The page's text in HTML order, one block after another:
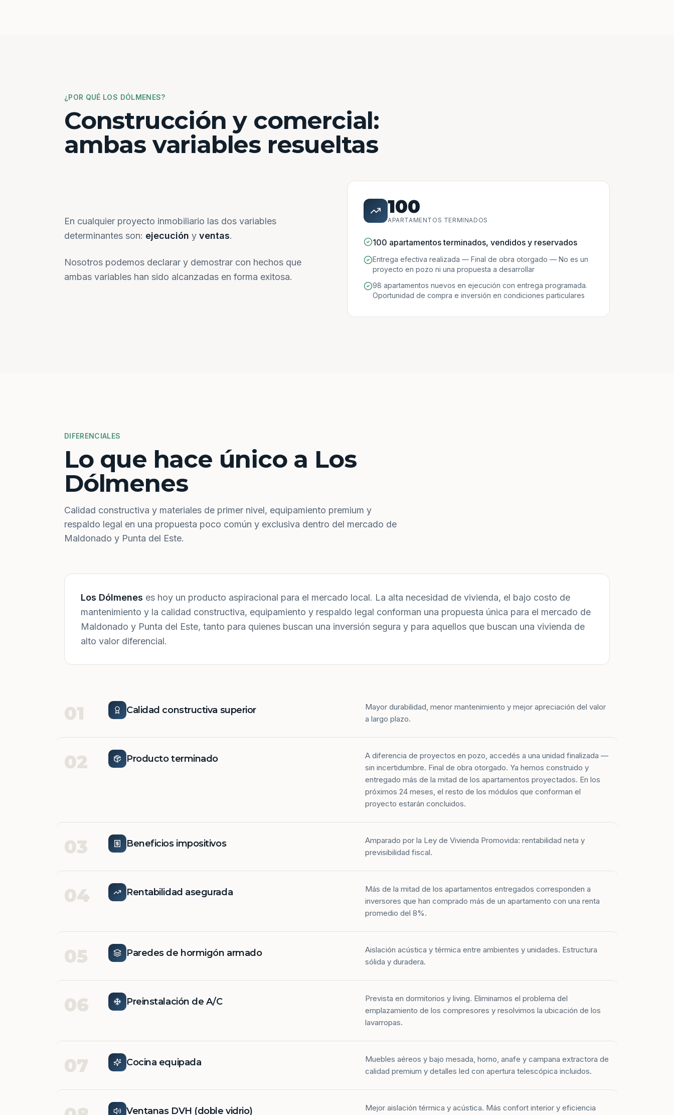
¿POR QUÉ LOS DÓLMENES?
Construcción y comercial:
ambas variables resueltas
En cualquier proyecto inmobiliario las dos variables
determinantes son: ejecución y ventas.
Nosotros podemos declarar y demostrar con hechos que
ambas variables han sido alcanzadas en forma exitosa.
100
APARTAMENTOS TERMINADOS
100 apartamentos terminados, vendidos y reservados
Entrega efectiva realizada — Final de obra otorgado — No es un
proyecto en pozo ni una propuesta a desarrollar
98 apartamentos nuevos en ejecución con entrega programada.
Oportunidad de compra e inversión en condiciones particulares
DIFERENCIALES
Lo que hace único a Los
Dólmenes
Calidad constructiva y materiales de primer nivel, equipamiento premium y
respaldo legal en una propuesta poco común y exclusiva dentro del mercado de
Maldonado y Punta del Este.
Los Dólmenes es hoy un producto aspiracional para el mercado local. La alta necesidad de vivienda, el bajo costo de
mantenimiento y la calidad constructiva, equipamiento y respaldo legal conforman una propuesta única para el mercado de
Maldonado y Punta del Este, tanto para quienes buscan una inversión segura y para aquellos que buscan una vivienda de
alto valor diferencial.
01 Calidad constructiva superior
Mayor durabilidad, menor mantenimiento y mejor apreciación del valor
a largo plazo.
02 Producto terminado
A diferencia de proyectos en pozo, accedés a una unidad finalizada —
sin incertidumbre. Final de obra otorgado. Ya hemos construido y
entregado más de la mitad de los apartamentos proyectados. En los
próximos 24 meses, el resto de los módulos que conforman el
proyecto estarán concluidos.
03 Beneficios impositivos
Amparado por la Ley de Vivienda Promovida: rentabilidad neta y
previsibilidad fiscal.
04 Rentabilidad asegurada
Más de la mitad de los apartamentos entregados corresponden a
inversores que han comprado más de un apartamento con una renta
promedio del 8%.
05 Paredes de hormigón armado
Aislación acústica y térmica entre ambientes y unidades. Estructura
sólida y duradera.
06 Preinstalación de A/C
Prevista en dormitorios y living. Eliminamos el problema del
emplazamiento de los compresores y resolvimos la ubicación de los
lavarropas.
07 Cocina equipada
Muebles aéreos y bajo mesada, horno, anafe y campana extractora de
calidad premium y detalles led con apertura telescópica incluidos.
Ventanas DVH (doble vidrio) Mejor aislación térmica y acústica. Más confort interior y eficiencia